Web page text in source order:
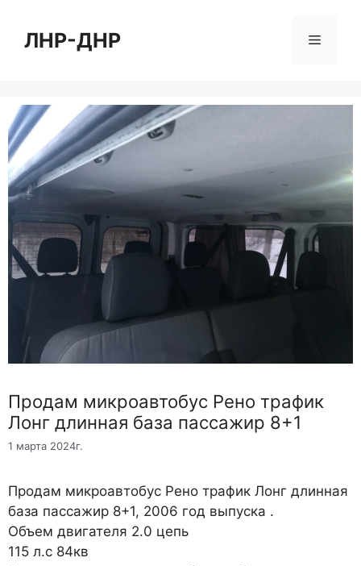
содержимому
ЛНР-ДНР Меню
Продам микроавтобус Рено трафик
Лонг длинная база пассажир 8+1
1 марта 2024г.
Продам микроавтобус Рено трафик Лонг длинная
база пассажир 8+1, 2006 год выпуска .
Объем двигателя 2.0 цепь
115 л.с 84кв